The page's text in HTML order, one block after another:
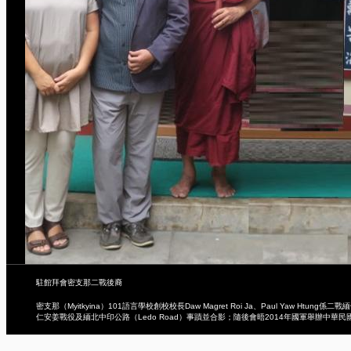
駐館拜會密支那二戰後裔
密支那（Myitkyina）101語言學校創校校長Daw Magret Roi Ja、Paul Yaw Htung係二戰
仁安姜戰役及緬北中印公路（Ledo Road）事蹟並合影；隨後會晤2014年國軍舉辦中華